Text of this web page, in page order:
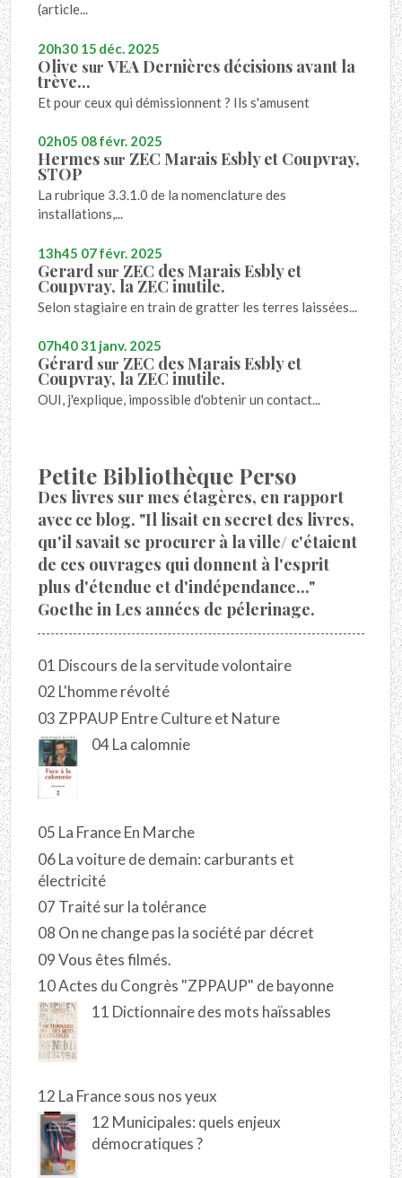
(article...
20h30 15 déc. 2025
Olive surVEA Dernières décisions avant la
trève...
Et pour ceux qui démissionnent ? Ils s'amusent
02h05 08févr. 2025
Hermes sur ZEC Marais Esbly et Coupvray,
STOP
La rubrique 3.3.1.0 de la nomenclature des
installations,...
13h45 07févr. 2025
Gerard sur ZEC des Marais Esbly et
Coupvray, la ZEC inutile.
Selon stagiaire en train de gratter les terres laissées...
07h4031 janv. 2025
Gérard sur ZEC des Marais Esbly et
Coupvray, la ZEC inutile.
OUI, j'explique, impossible d'obtenir un contact...
Petite Bibliothèque Perso
Des livres sur mes étagères, en rapport
avec ce blog. "Il lisait en secret des livres,
qu'il savait se procurer à la ville/ c'étaient
de ces ouvrages qui donnent à l'esprit
plus d'étendue et d'indépendance..."
Goethe in Les années de pélerinage.
01 Discours de la servitude volontaire
02 L'homme révolté
03 ZPPAUP Entre Culture et Nature
04 La calomnie
05 La France En Marche
06 La voiture de demain: carburants et
électricité
07 Traité sur la tolérance
08 On ne change pas la société par décret
09 Vous êtes filmés.
10 Actes du Congrès "ZPPAUP" de bayonne
11 Dictionnaire des mots haïssables
12 La France sous nos yeux
12 Municipales: quels enjeux
démocratiques ?